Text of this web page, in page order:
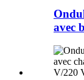
avec